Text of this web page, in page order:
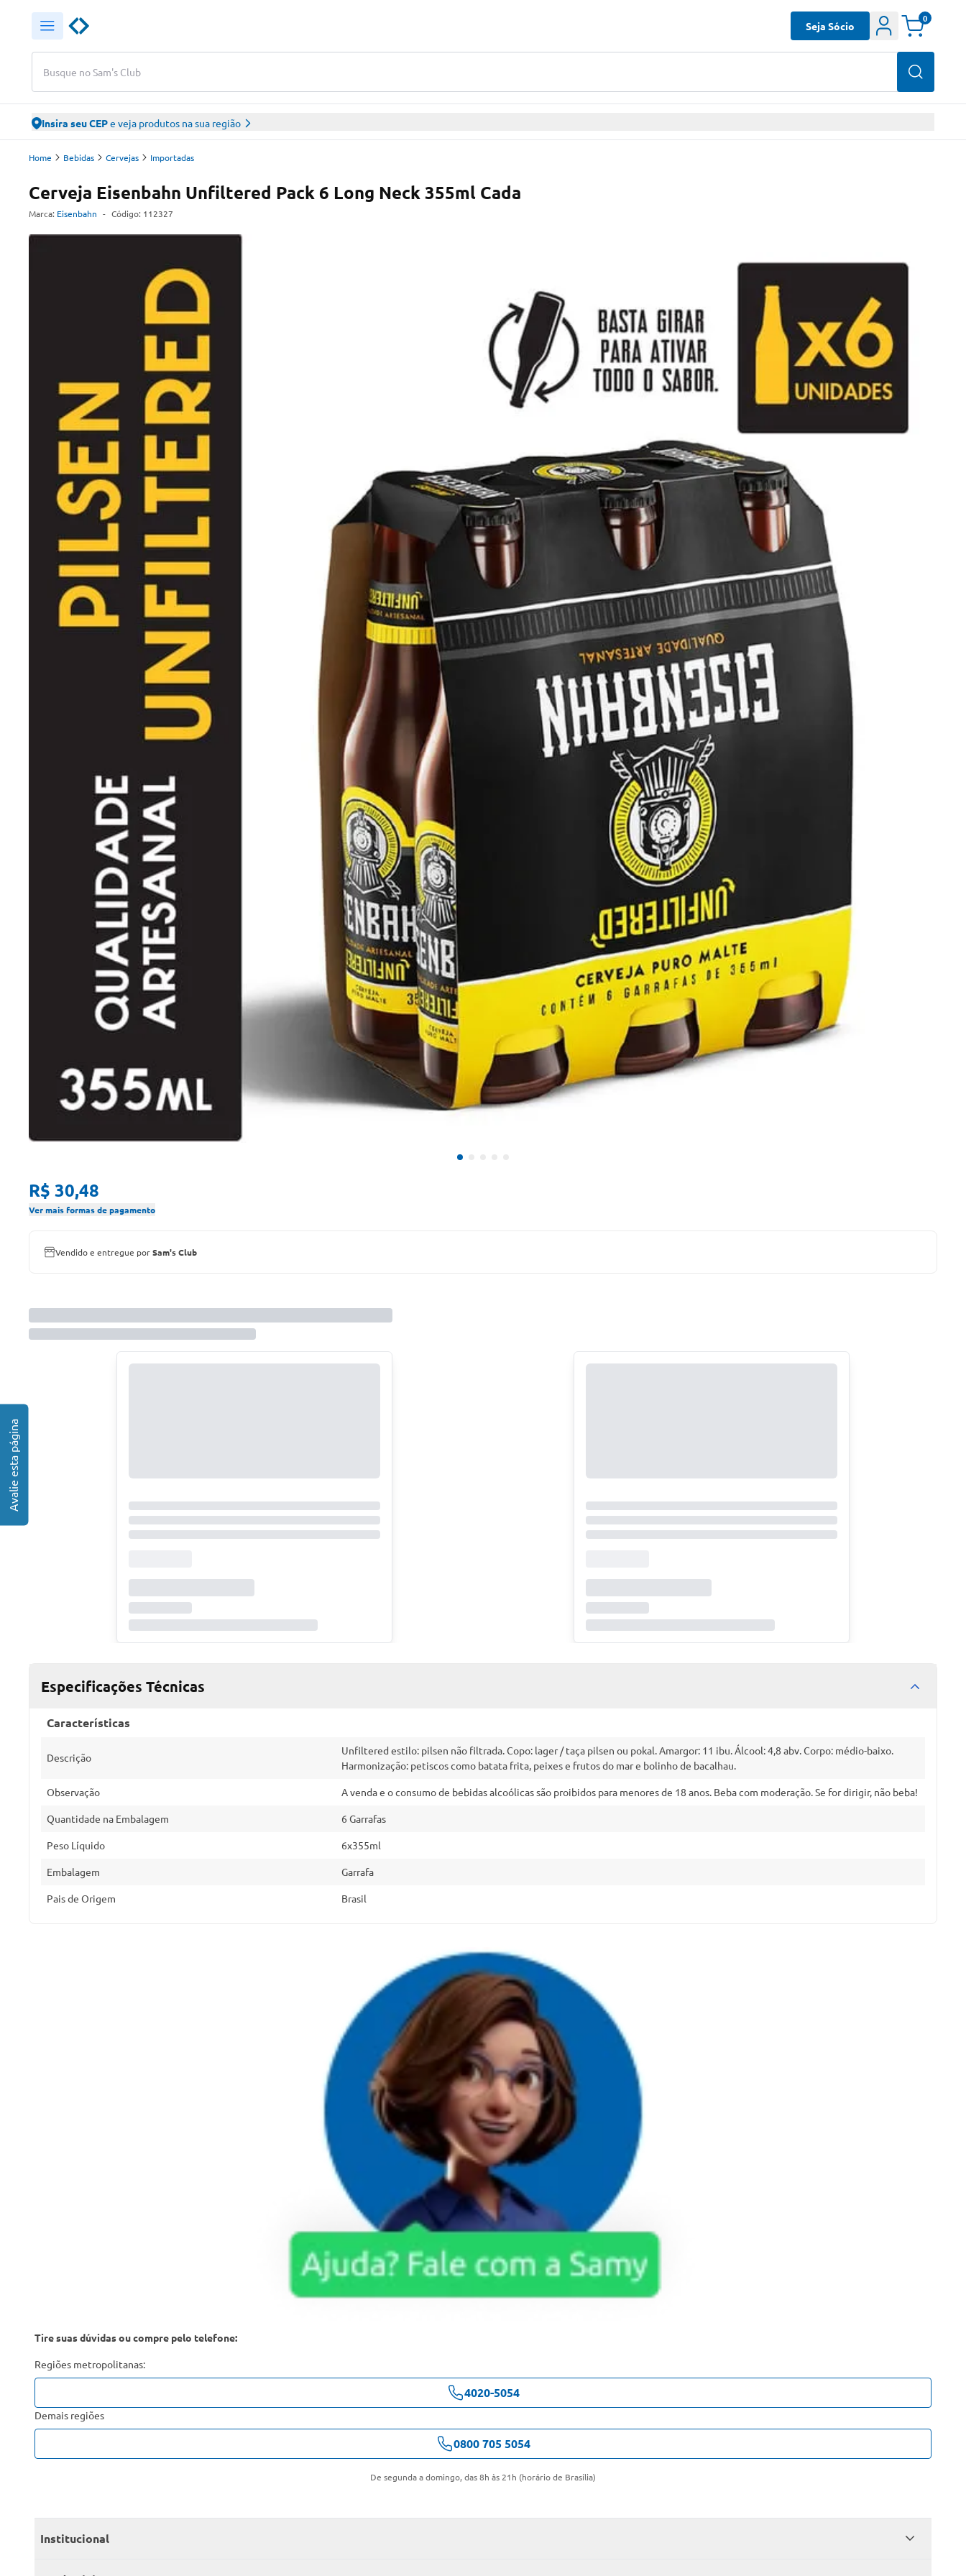
Busque no Sam's Club
Seja Sócio
0
Insira seu CEPe veja produtos na sua região
Home Bebidas Cervejas Importadas
Cerveja Eisenbahn Unfiltered Pack 6 Long Neck 355ml Cada
Marca: Eisenbahn - Código: 112327
R$ 30,48
Ver mais formas de pagamento
Vendido e entregue porSam's Club
Especificações Técnicas
Características
Descrição
Unfiltered estilo: pilsen não filtrada. Copo: lager / taça pilsen ou pokal. Amargor: 11 ibu. Álcool: 4,8 abv. Corpo: médio-baixo.
Harmonização: petiscos como batata frita, peixes e frutos do mar e bolinho de bacalhau.
Observação A venda e o consumo de bebidas alcoólicas são proibidos para menores de 18 anos. Beba com moderação. Se for dirigir, não beba!
Quantidade na Embalagem 6 Garrafas
Peso Líquido 6x355ml
Embalagem Garrafa
Pais de Origem Brasil
Tire suas dúvidas ou compre pelo telefone:
Regiões metropolitanas:
4020-5054
Demais regiões
0800 705 5054
De segunda a domingo, das 8h às 21h (horário de Brasília)
Institucional
Quem somos